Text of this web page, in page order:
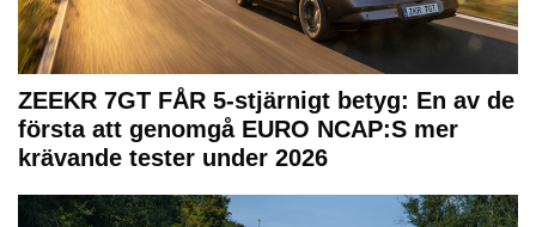
ZEEKR 7GT FÅR 5-stjärnigt betyg: En av de
första att genomgå EURO NCAP:S mer
krävande tester under 2026